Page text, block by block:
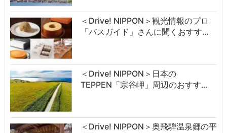
＜Drive! NIPPON＞観光情報のプロ
「バスガイド」さんに聞くおすす…
＜Drive! NIPPON＞日本の
TEPPEN「宗谷岬」周辺のおすす…
＜Drive! NIPPON＞奥飛騨温泉郷の平